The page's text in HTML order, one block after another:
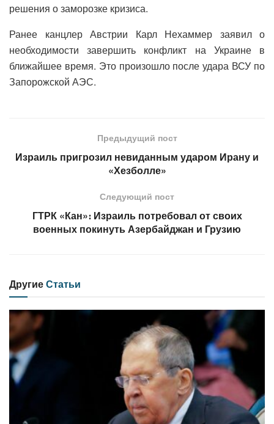
решения о заморозке кризиса.
Ранее канцлер Австрии Карл Нехаммер заявил о
необходимости завершить конфликт на Украине в
ближайшее время. Это произошло после удара ВСУ по
Запорожской АЭС.
Предыдущий пост
Израиль пригрозил невиданным ударом Ирану и
«Хезболле»
Следующий пост
ГТРК «Кан»։ Израиль потребовал от своих
военных покинуть Азербайджан и Грузию
ДругиеСтатьи